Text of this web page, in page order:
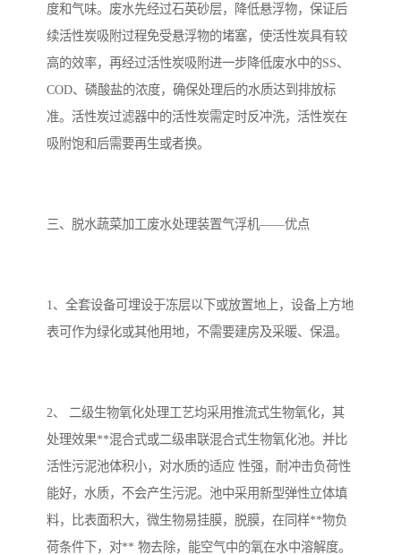
度和气味。废水先经过石英砂层，降低悬浮物，保证后
续活性炭吸附过程免受悬浮物的堵塞，使活性炭具有较
高的效率，再经过活性炭吸附进一步降低废水中的SS、
COD、磷酸盐的浓度，确保处理后的水质达到排放标
准。活性炭过滤器中的活性炭需定时反冲洗，活性炭在
吸附饱和后需要再生或者换。
三、 脱水蔬菜加工废水处理装置气浮机——优点
1、全套设备可埋设于冻层以下或放置地上，设备上方地
表可作为绿化或其他用地，不需要建房及采暖、保温。
2、 二级生物氧化处理工艺均采用推流式生物氧化，其
处理效果**混合式或二级串联混合式生物氧化池。并比
活性污泥池体积小，对水质的适应 性强，耐冲击负荷性
能好，水质，不会产生污泥。池中采用新型弹性立体填
料，比表面积大，微生物易挂膜，脱膜，在同样**物负
荷条件下，对** 物去除，能空气中的氧在水中溶解度。